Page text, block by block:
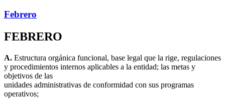
Febrero
FEBRERO
A. Estructura orgánica funcional, base legal que la rige, regulaciones
y procedimientos internos aplicables a la entidad; las metas y
objetivos de las
unidades administrativas de conformidad con sus programas
operativos;